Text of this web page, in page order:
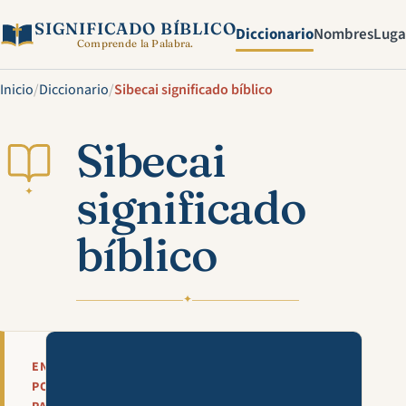
SIGNIFICADO BÍBLICO
Comprende la Palabra. DiccionarioNombres
Inicio/Diccionario/Sibecai significado bíblico
✦
Sibecai
significado
bíblico
✦
EN
POCAS
Mira esta explicación en